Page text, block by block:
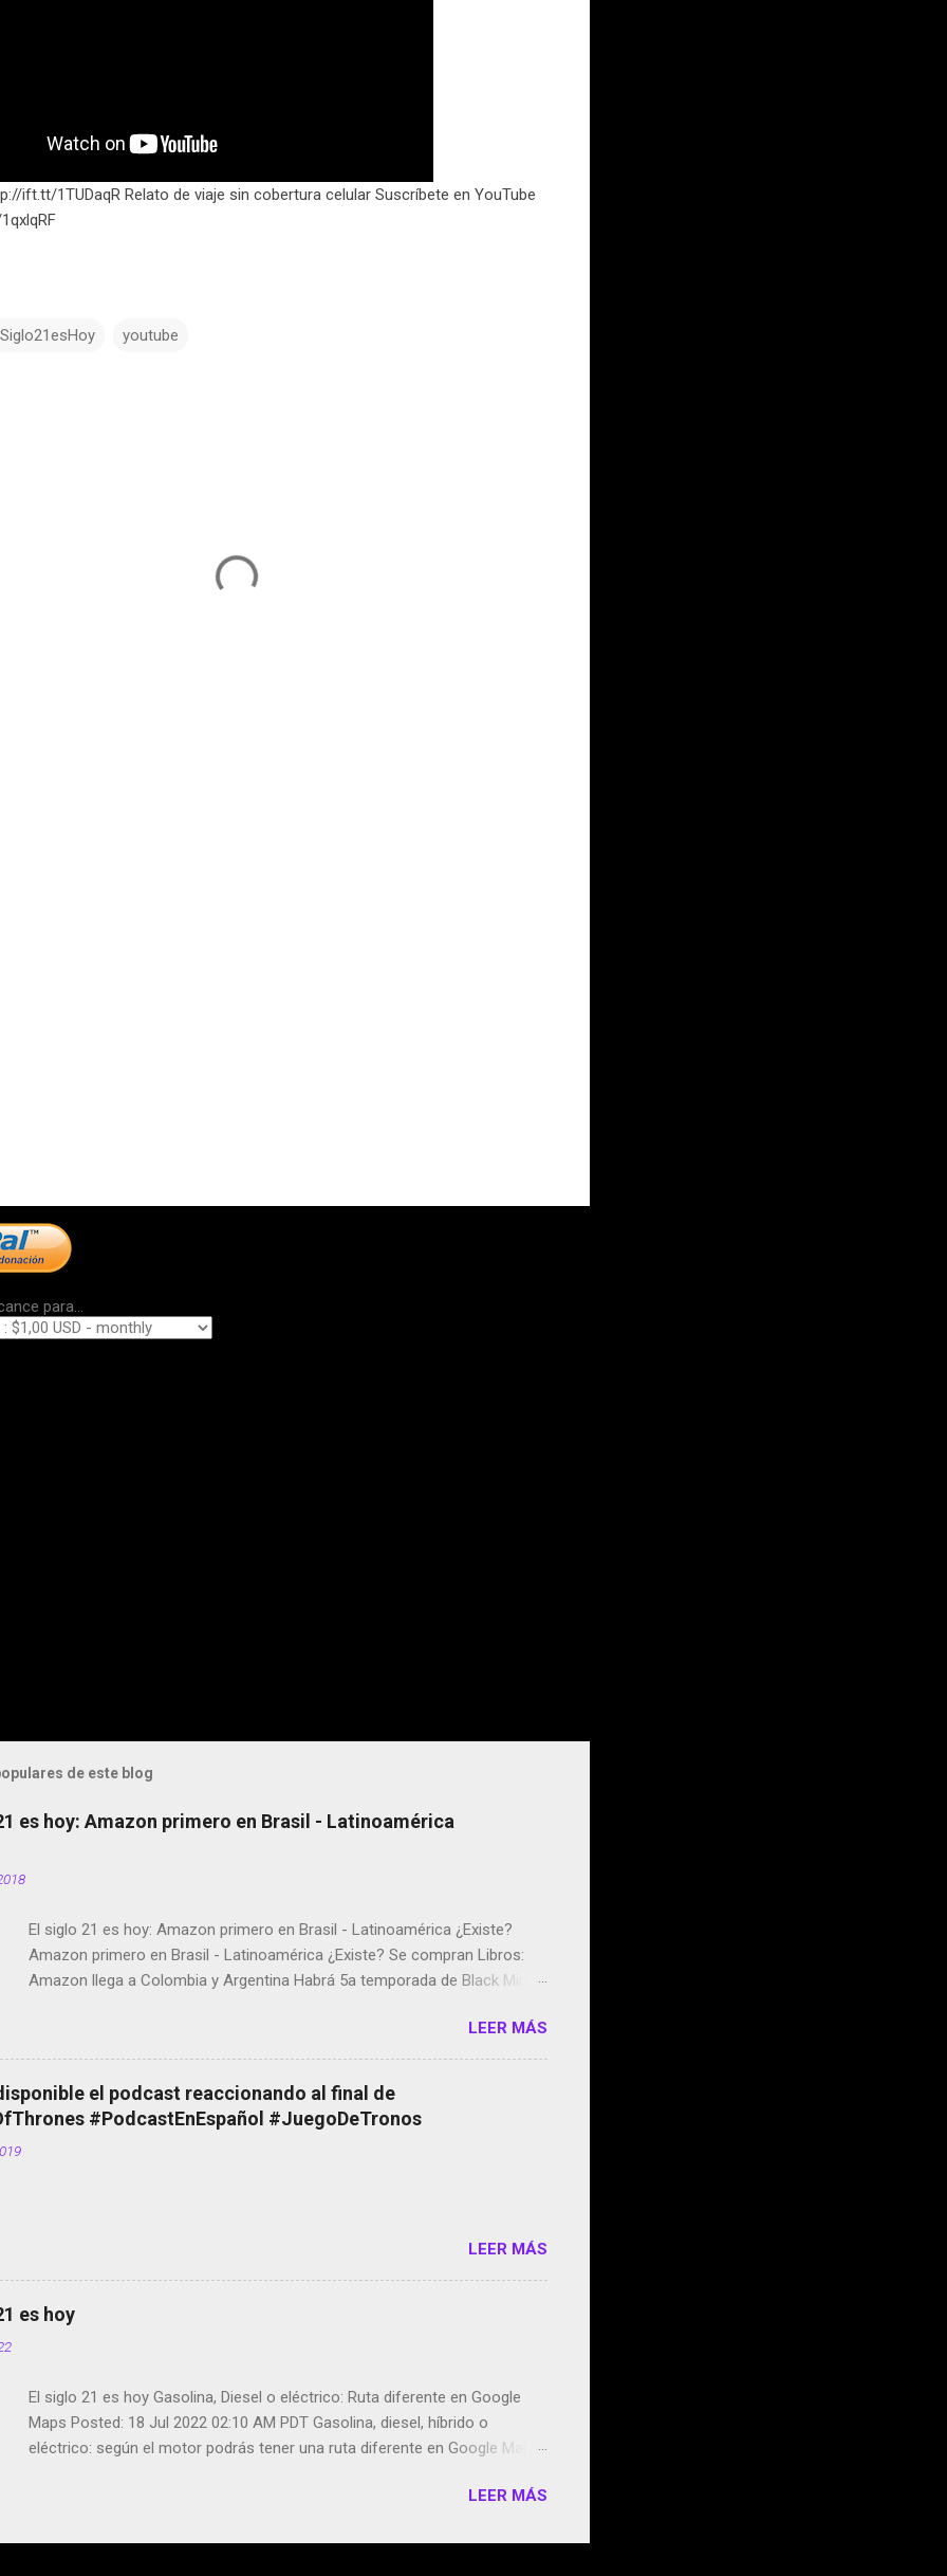
ift.tt/1TUDaqR Relato de viaje sin cobertura celular Suscríbete en YouTube
youtube
para...
de este blog
es hoy: Amazon primero en Brasil - Latinoamérica
El siglo 21 es hoy: Amazon primero en Brasil - Latinoamérica ¿Existe?
Amazon primero en Brasil - Latinoamérica ¿Existe? Se compran Libros:
Amazon llega a Colombia y Argentina Habrá 5a temporada de Black Mirror
copyright en Instagram Música y vídeo selfies en la red social Riddley
Scott saca a Kevin Spacey de su película Francisco regaña a los que usan
el smartphone en sus misas La serie de la Tierra Media GoBee - StartUp
de bicicletas de alquiler Stop Motion en Instagram Vodafone: me siento
tumbado. Amazon Music: Chingo yo, chingas tu... http://amzn.to/2z1UkPK
LEER MÁS
el podcast reaccionando al final de
#PodcastEnEspañol #JuegoDeTronos
LEER MÁS
es hoy
El siglo 21 es hoy Gasolina, Diesel o eléctrico: Ruta diferente en Google
Maps Posted: 18 Jul 2022 02:10 AM PDT Gasolina, diesel, híbrido o
eléctrico: según el motor podrás tener una ruta diferente en Google Maps.
de esos sentidos es lo que hacen los desarrolladores de Alphabet, la
Google Maps con lo que informamos los usuarios reseñas del lugares
LEER MÁS